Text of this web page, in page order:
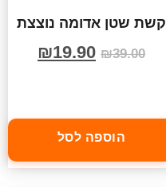
קשת שטן אדומה נוצצת
₪39.00
₪19.90
הוספה לסל